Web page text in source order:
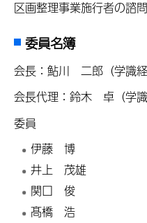
区画整理事業施行者の諮
委員名簿
会長：鮎川 二郎（学識
会長代理：鈴木 卓（学識
委員
伊藤 博
井上 茂雄
関口 俊
髙橋 浩